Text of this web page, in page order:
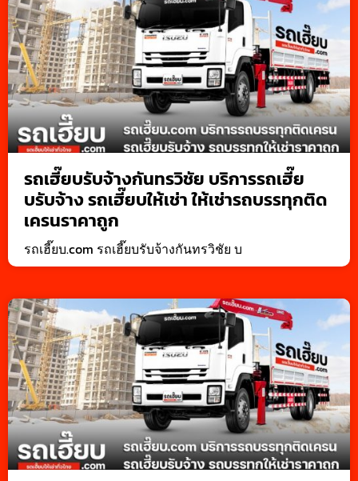
รถเฮี๊ยบรับจ้างกันทรวิชัย บริการรถเฮี๊ย
บรับจ้าง รถเฮี๊ยบให้เช่า ให้เช่ารถบรรทุกติด
เครนราคาถูก
รถเฮี๊ยบ.com รถเฮี๊ยบรับจ้างกันทรวิชัย บ